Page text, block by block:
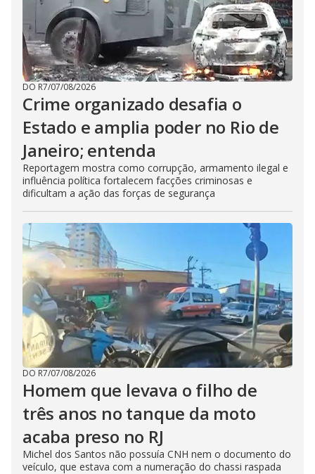
DO R7/07/08/2026
Crime organizado desafia o
Estado e amplia poder no Rio de
Janeiro; entenda
Reportagem mostra como corrupção, armamento ilegal e
influência política fortalecem facções criminosas e
dificultam a ação das forças de segurança
DO R7/07/08/2026
Homem que levava o filho de
três anos no tanque da moto
acaba preso no RJ
Michel dos Santos não possuía CNH nem o documento do
veículo, que estava com a numeração do chassi raspada